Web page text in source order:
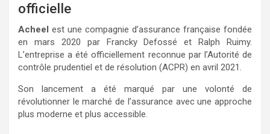
officielle
Acheel est une compagnie d’assurance française fondée
en mars 2020 par Francky Defossé et Ralph Ruimy.
L’entreprise a été officiellement reconnue par l’Autorité de
contrôle prudentiel et de résolution (ACPR) en avril 2021.
Son lancement a été marqué par une volonté de
révolutionner le marché de l’assurance avec une approche
plus moderne et plus accessible.